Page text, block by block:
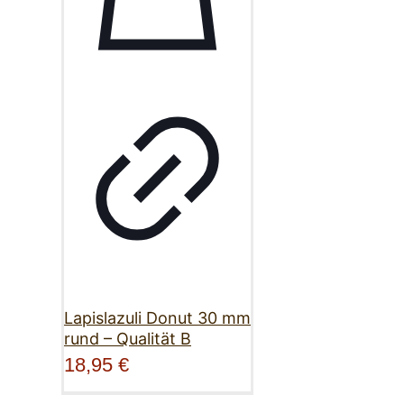
Lapislazuli Donut 30 mm
rund – Qualität B
18,95 €